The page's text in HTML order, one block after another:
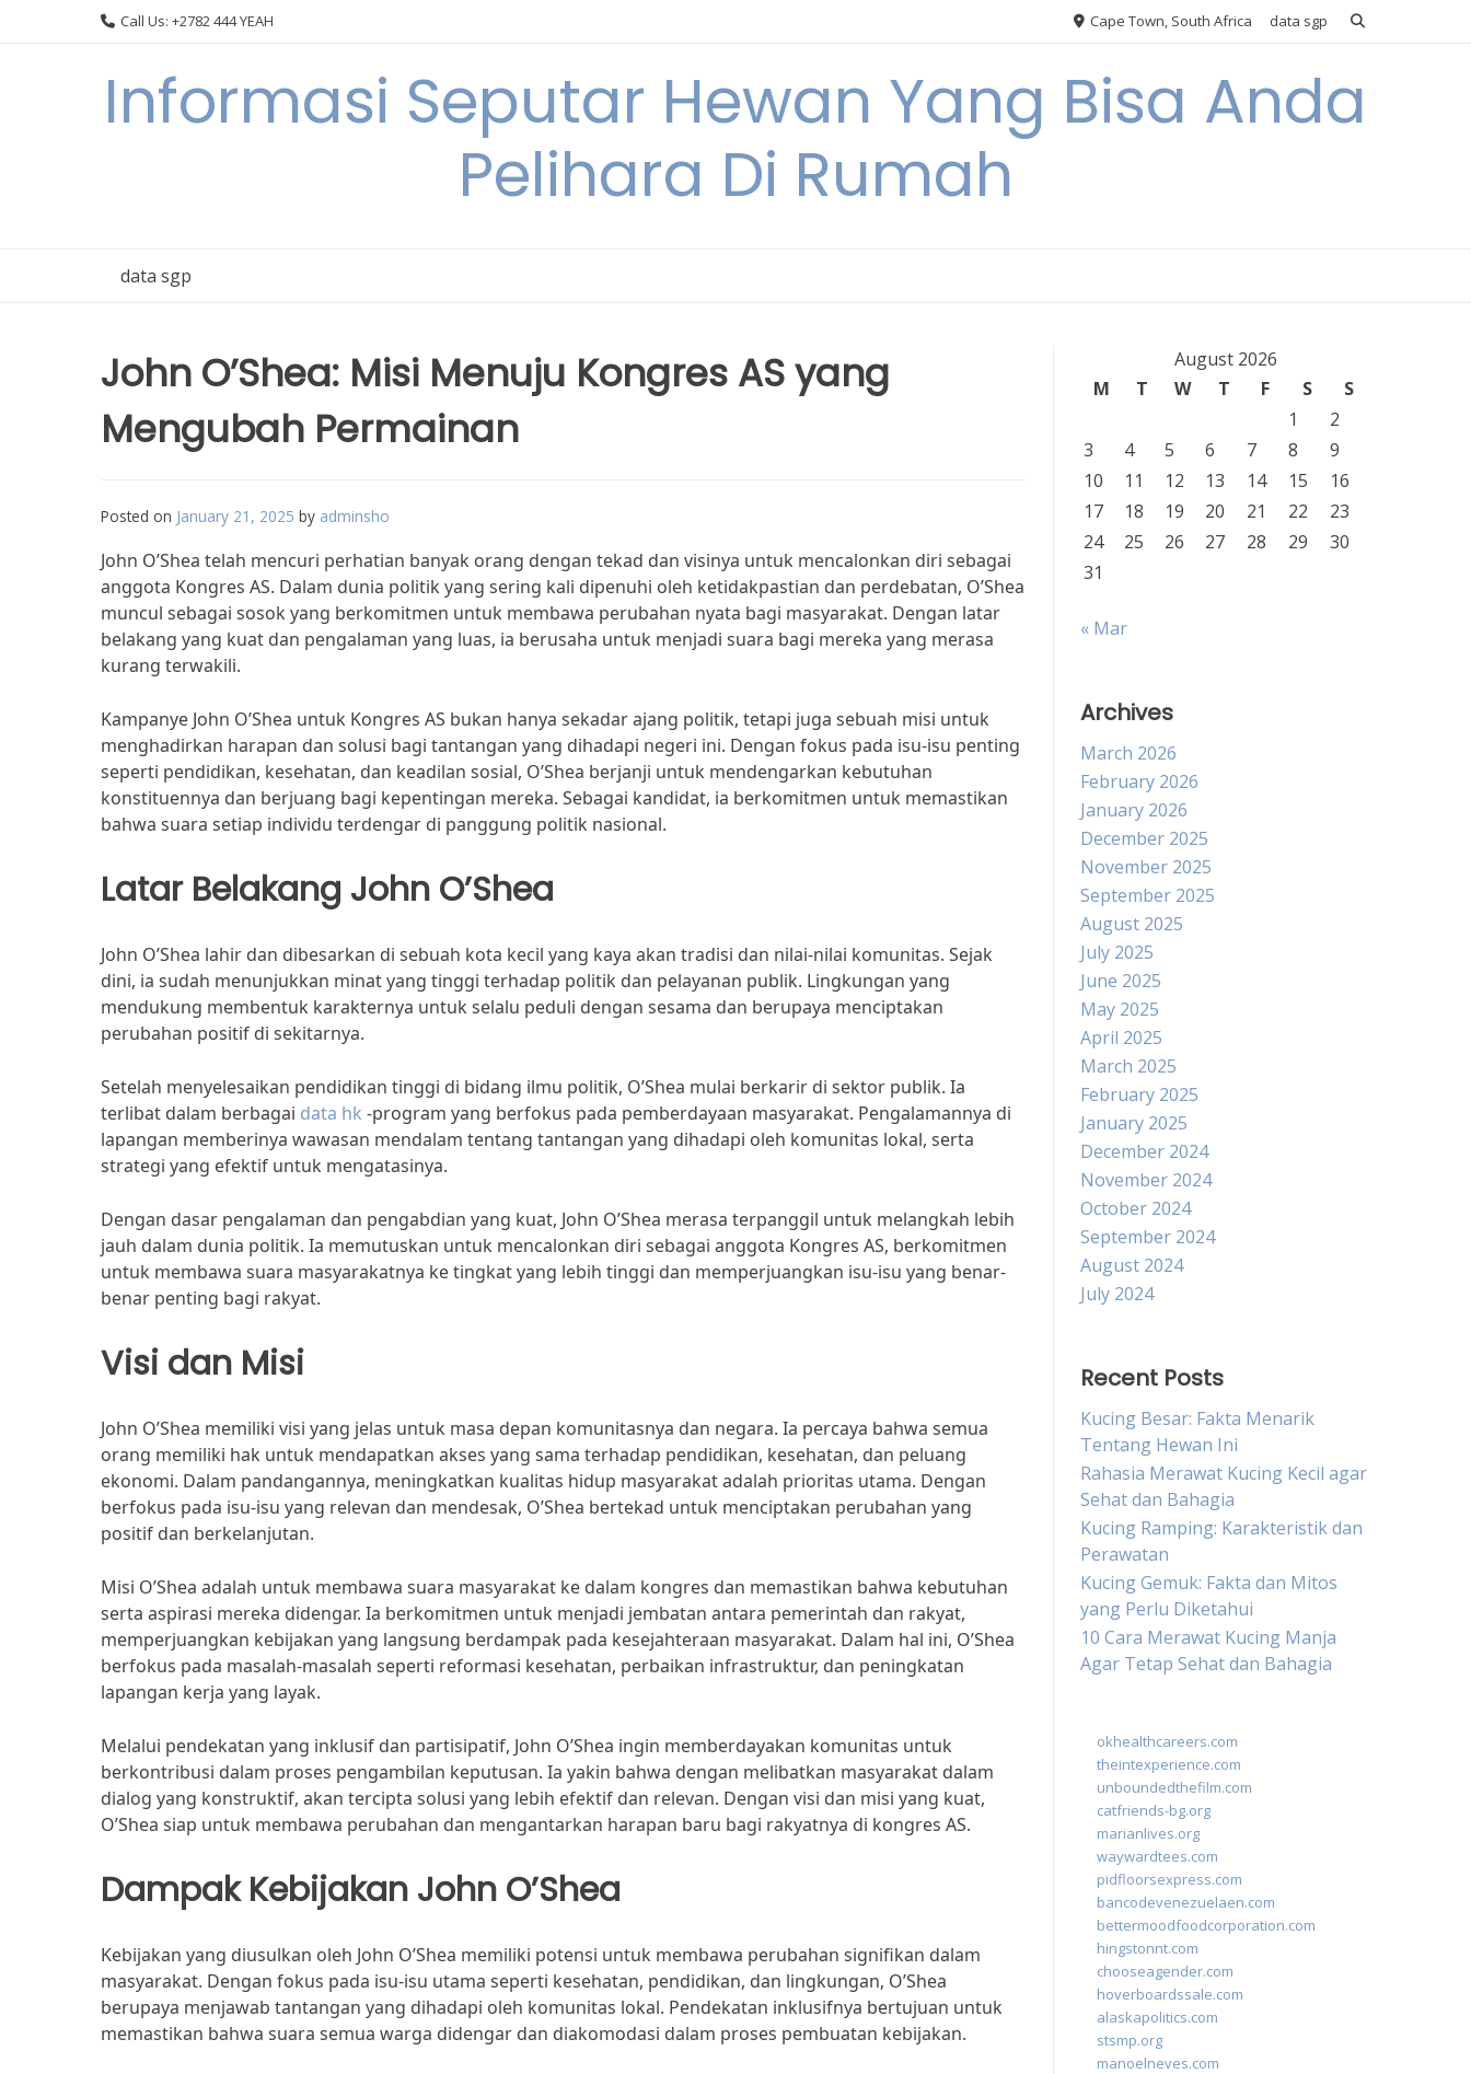
Call Us: +2782 444 YEAH Cape Town, South Africa data sgp
Informasi Seputar Hewan Yang Bisa Anda
Pelihara Di Rumah
data sgp
John O’Shea: Misi Menuju Kongres AS yang
Mengubah Permainan
Posted on January 21, 2025 by adminsho
John O’Shea telah mencuri perhatian banyak orang dengan tekad dan visinya untuk mencalonkan diri sebagai
anggota Kongres AS. Dalam dunia politik yang sering kali dipenuhi oleh ketidakpastian dan perdebatan, O’Shea
muncul sebagai sosok yang berkomitmen untuk membawa perubahan nyata bagi masyarakat. Dengan latar
belakang yang kuat dan pengalaman yang luas, ia berusaha untuk menjadi suara bagi mereka yang merasa
kurang terwakili.
Kampanye John O’Shea untuk Kongres AS bukan hanya sekadar ajang politik, tetapi juga sebuah misi untuk
menghadirkan harapan dan solusi bagi tantangan yang dihadapi negeri ini. Dengan fokus pada isu-isu penting
seperti pendidikan, kesehatan, dan keadilan sosial, O’Shea berjanji untuk mendengarkan kebutuhan
konstituennya dan berjuang bagi kepentingan mereka. Sebagai kandidat, ia berkomitmen untuk memastikan
bahwa suara setiap individu terdengar di panggung politik nasional.
Latar Belakang John O’Shea
John O’Shea lahir dan dibesarkan di sebuah kota kecil yang kaya akan tradisi dan nilai-nilai komunitas. Sejak
dini, ia sudah menunjukkan minat yang tinggi terhadap politik dan pelayanan publik. Lingkungan yang
mendukung membentuk karakternya untuk selalu peduli dengan sesama dan berupaya menciptakan
perubahan positif di sekitarnya.
Setelah menyelesaikan pendidikan tinggi di bidang ilmu politik, O’Shea mulai berkarir di sektor publik. Ia
terlibat dalam berbagai data hk -program yang berfokus pada pemberdayaan masyarakat. Pengalamannya di
lapangan memberinya wawasan mendalam tentang tantangan yang dihadapi oleh komunitas lokal, serta
strategi yang efektif untuk mengatasinya.
Dengan dasar pengalaman dan pengabdian yang kuat, John O’Shea merasa terpanggil untuk melangkah lebih
jauh dalam dunia politik. Ia memutuskan untuk mencalonkan diri sebagai anggota Kongres AS, berkomitmen
untuk membawa suara masyarakatnya ke tingkat yang lebih tinggi dan memperjuangkan isu-isu yang benar-
benar penting bagi rakyat.
Visi dan Misi
John O’Shea memiliki visi yang jelas untuk masa depan komunitasnya dan negara. Ia percaya bahwa semua
orang memiliki hak untuk mendapatkan akses yang sama terhadap pendidikan, kesehatan, dan peluang
ekonomi. Dalam pandangannya, meningkatkan kualitas hidup masyarakat adalah prioritas utama. Dengan
berfokus pada isu-isu yang relevan dan mendesak, O’Shea bertekad untuk menciptakan perubahan yang
positif dan berkelanjutan.
Misi O’Shea adalah untuk membawa suara masyarakat ke dalam kongres dan memastikan bahwa kebutuhan
serta aspirasi mereka didengar. Ia berkomitmen untuk menjadi jembatan antara pemerintah dan rakyat,
memperjuangkan kebijakan yang langsung berdampak pada kesejahteraan masyarakat. Dalam hal ini, O’Shea
berfokus pada masalah-masalah seperti reformasi kesehatan, perbaikan infrastruktur, dan peningkatan
lapangan kerja yang layak.
Melalui pendekatan yang inklusif dan partisipatif, John O’Shea ingin memberdayakan komunitas untuk
berkontribusi dalam proses pengambilan keputusan. Ia yakin bahwa dengan melibatkan masyarakat dalam
dialog yang konstruktif, akan tercipta solusi yang lebih efektif dan relevan. Dengan visi dan misi yang kuat,
O’Shea siap untuk membawa perubahan dan mengantarkan harapan baru bagi rakyatnya di kongres AS.
Dampak Kebijakan John O’Shea
Kebijakan yang diusulkan oleh John O’Shea memiliki potensi untuk membawa perubahan signifikan dalam
masyarakat. Dengan fokus pada isu-isu utama seperti kesehatan, pendidikan, dan lingkungan, O’Shea
berupaya menjawab tantangan yang dihadapi oleh komunitas lokal. Pendekatan inklusifnya bertujuan untuk
memastikan bahwa suara semua warga didengar dan diakomodasi dalam proses pembuatan kebijakan.
August 2026
M
T W T F S
S
1
2
3
4 5 6 7 8
9
10
11 12 13 14 15
16
17
18 19 20 21 22
23
24
25 26 27 28 29
30
31
« Mar
Archives
March 2026
February 2026
January 2026
December 2025
November 2025
September 2025
August 2025
July 2025
June 2025
May 2025
April 2025
March 2025
February 2025
January 2025
December 2024
November 2024
October 2024
September 2024
August 2024
July 2024
Recent Posts
Kucing Besar: Fakta Menarik
Tentang Hewan Ini
Rahasia Merawat Kucing Kecil agar
Sehat dan Bahagia
Kucing Ramping: Karakteristik dan
Perawatan
Kucing Gemuk: Fakta dan Mitos
yang Perlu Diketahui
10 Cara Merawat Kucing Manja
Agar Tetap Sehat dan Bahagia
okhealthcareers.com
theintexperience.com
unboundedthefilm.com
catfriends-bg.org
marianlives.org
waywardtees.com
pidfloorsexpress.com
bancodevenezuelaen.com
bettermoodfoodcorporation.com
hingstonnt.com
chooseagender.com
hoverboardssale.com
alaskapolitics.com
stsmp.org
manoelneves.com